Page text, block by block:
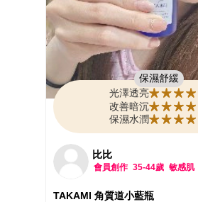
連續使用7-28天會有明顯的透亮感
後就覺得觸感上有差，不過如果是
要先在耳後使用，避免過敏的狀況
保濕舒緩
光澤透亮
改善暗沉
保濕水潤
比比
會員創作 35-44歲 敏感肌
TAKAMI 角質道小藍瓶